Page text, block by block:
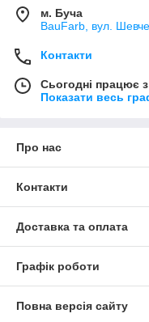
м. Буча
BauFarb, вул.
Контакти
Сьогодні працює
Показати весь
Про нас
Контакти
Доставка та оплата
Графік роботи
Повна версія сайту